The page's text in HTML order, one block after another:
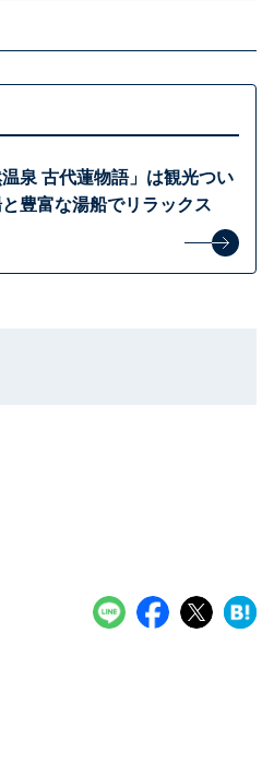
泉 古代蓮物語」は観光つい
豊富な湯船でリラックス